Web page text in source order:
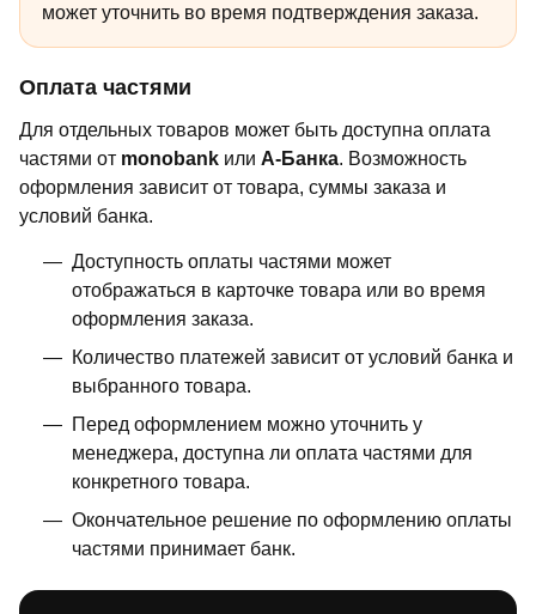
может уточнить во время подтверждения заказа.
Оплата частями
Для отдельных товаров может быть доступна оплата
частями от monobank или А-Банка. Возможность
оформления зависит от товара, суммы заказа и
условий банка.
Доступность оплаты частями может
отображаться в карточке товара или во время
оформления заказа.
Количество платежей зависит от условий банка и
выбранного товара.
Перед оформлением можно уточнить у
менеджера, доступна ли оплата частями для
конкретного товара.
Окончательное решение по оформлению оплаты
частями принимает банк.